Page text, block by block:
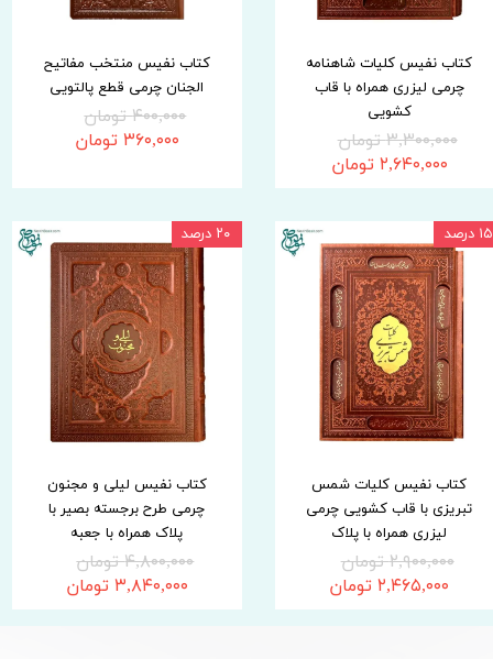
کتاب نفیس کلیات شاهنامه
چرمی لیزری همراه با قاب
کشویی
۳,۳۰۰,۰۰۰ تومان
۲,۶۴۰,۰۰۰ تومان
کتاب نفیس منتخب مفاتیح
الجنان چرمی قطع پالتویی
۴۰۰,۰۰۰ تومان
۳۶۰,۰۰۰ تومان
کتاب نفیس کلیات شمس
تبریزی با قاب کشویی چرمی
لیزری همراه با پلاک
۲,۹۰۰,۰۰۰ تومان
۲,۴۶۵,۰۰۰ تومان
۱۵ درصد
کتاب نفیس لیلی و مجنون
چرمی طرح برجسته بصیر با
پلاک همراه با جعبه
۴,۸۰۰,۰۰۰ تومان
۳,۸۴۰,۰۰۰ تومان
۲۰ درصد